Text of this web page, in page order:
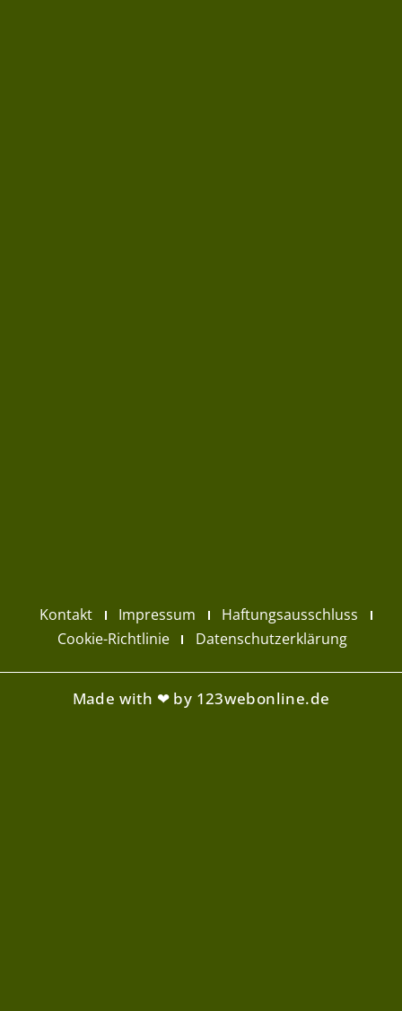
Kontakt Impressum
Haftungsausschluss
Cookie-Richtlinie
Datenschutzerklärung
Made with ❤ by 123webonline.de